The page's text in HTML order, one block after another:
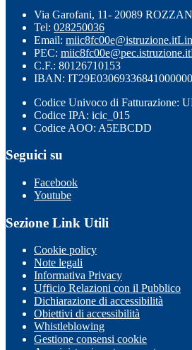
Via Garofani, 11- 20089
Tel: 028250036
Email: miic8fc00e@istruzione.it
PEC: miic8fc00e@pec.istruzione.it
C.F.: 80126710153
IBAN:
Codice Univoco di Fatturazione:
Codice IPA: icic_015
Codice AOO: A5EBCDD
Seguici su
Facebook
Youtube
Sezione Link Utili
Cookie policy
Note legali
Informativa Privacy
Ufficio Relazioni con il Pubblico
Dichiarazione di accessibilità
Obiettivi di accessibilità
Whistleblowing
Gestione consensi cookie